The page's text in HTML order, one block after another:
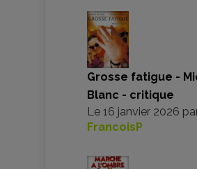
Grosse fatigue -
Blanc - critique
Le 16 janvier 2026
FrancoisP